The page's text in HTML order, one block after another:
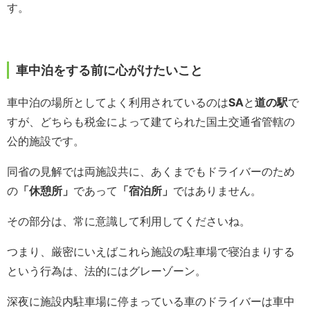
す。
車中泊をする前に心がけたいこと
車中泊の場所としてよく利用されているのはSAと道の駅で
すが、どちらも税金によって建てられた国土交通省管轄の
公的施設です。
同省の見解では両施設共に、あくまでもドライバーのため
の 「休憩所」 であって 「宿泊所」 ではありません。
その部分は、常に意識して利用してくださいね。
つまり、厳密にいえばこれら施設の駐車場で寝泊まりする
という行為は、法的にはグレーゾーン。
深夜に施設内駐車場に停まっている車のドライバーは車中